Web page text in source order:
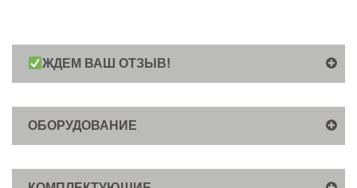
ЖДЕМ ВАШ ОТЗЫВ!
ОБОРУДОВАНИЕ